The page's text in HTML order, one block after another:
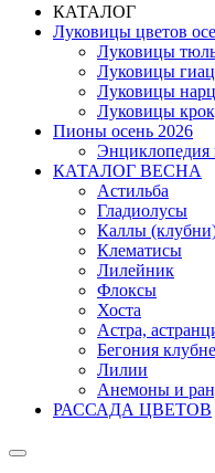
КАТАЛОГ
Луковицы цветов
Луковицы
Луковицы
Луковицы
Луковицы
Пионы осень 2026
Энциклопедия
КАТАЛОГ ВЕСНА
Астильба
Гладиолусы
Каллы
Клематисы
Лилейник
Флоксы
Хоста
Астра,
Бегония
Лилии
Анемоны и
РАССАДА ЦВЕТОВ